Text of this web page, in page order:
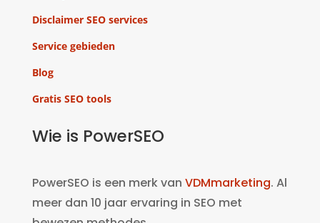
Disclaimer SEO services
Service gebieden
Blog
Gratis SEO tools
Wie is PowerSEO
PowerSEO is een merk van VDMmarketing. Al
meer dan 10 jaar ervaring in SEO met